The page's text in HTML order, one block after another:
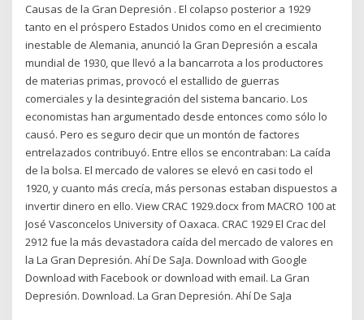
Causas de la Gran Depresión . El colapso posterior a 1929
tanto en el próspero Estados Unidos como en el crecimiento
inestable de Alemania, anunció la Gran Depresión a escala
mundial de 1930, que llevó a la bancarrota a los productores
de materias primas, provocó el estallido de guerras
comerciales y la desintegración del sistema bancario. Los
economistas han argumentado desde entonces como sólo lo
causó. Pero es seguro decir que un montón de factores
entrelazados contribuyó. Entre ellos se encontraban: La caída
de la bolsa. El mercado de valores se elevó en casi todo el
1920, y cuanto más crecía, más personas estaban dispuestos a
invertir dinero en ello. View CRAC 1929.docx from MACRO 100 at
José Vasconcelos University of Oaxaca. CRAC 1929 El Crac del
2912 fue la más devastadora caída del mercado de valores en
la La Gran Depresión. Ahí De SaJa. Download with Google
Download with Facebook or download with email. La Gran
Depresión. Download. La Gran Depresión. Ahí De SaJa